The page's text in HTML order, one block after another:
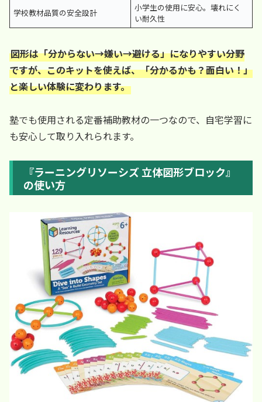
学校教材品質の安全設計
小学生の使用に安心。壊れにく
い耐久性
図形は「分からない→嫌い→避ける」になりやすい分野
ですが、このキットを使えば、「分かるかも？面白い！」
と楽しい体験に変わります。
塾でも使用される定番補助教材の一つなので、自宅学習に
も安心して取り入れられます。
『ラーニングリソーシズ 立体図形ブロック』
の使い方